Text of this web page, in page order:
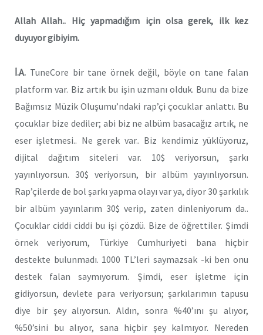
Allah Allah.. Hiç yapmadığım için olsa gerek, ilk kez
duyuyor gibiyim.
İ.A. TuneCore bir tane örnek değil, böyle on tane falan
platform var. Biz artık bu işin uzmanı olduk. Bunu da bize
Bağımsız Müzik Oluşumu’ndaki rap’çi çocuklar anlattı. Bu
çocuklar bize dediler; abi biz ne albüm basacağız artık, ne
eser işletmesi.. Ne gerek var.. Biz kendimiz yüklüyoruz,
dijital dağıtım siteleri var. 10$ veriyorsun, şarkı
yayınlıyorsun. 30$ veriyorsun, bir albüm yayınlıyorsun.
Rap’çilerde de bol şarkı yapma olayı var ya, diyor 30 şarkılık
bir albüm yayınlarım 30$ verip, zaten dinleniyorum da..
Çocuklar ciddi ciddi bu işi çözdü. Bize de öğrettiler. Şimdi
örnek veriyorum, Türkiye Cumhuriyeti bana hiçbir
destekte bulunmadı. 1000 TL’leri saymazsak -ki ben onu
destek falan saymıyorum. Şimdi, eser işletme için
gidiyorsun, devlete para veriyorsun; şarkılarımın tapusu
diye bir şey alıyorsun. Aldın, sonra %40’ını şu alıyor,
%50’sini bu alıyor, sana hiçbir şey kalmıyor. Nereden